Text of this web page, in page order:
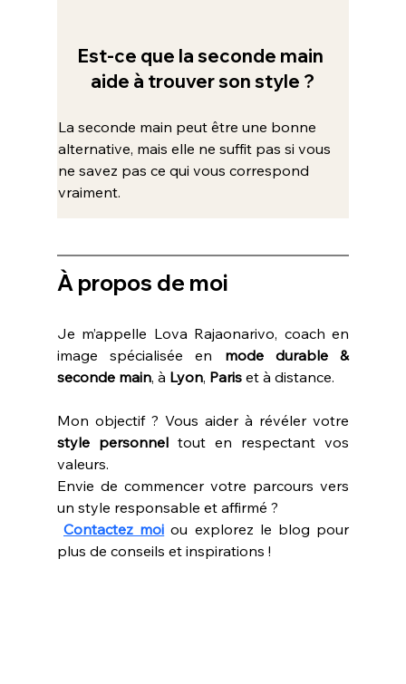
Est-ce que la seconde main
aide à trouver son style ?
La seconde main peut être une bonne
alternative, mais elle ne suffit pas si vous
ne savez pas ce qui vous correspond
vraiment.
À propos de moi
Je m’appelle Lova Rajaonarivo, coach en
image spécialisée en mode durable &
seconde main, à Lyon, Paris et à distance.
style personnel tout en respectant vos
valeurs.
Envie de commencer votre parcours vers
un style responsable et affirmé ?
Contactez moi ou explorez le blog pour
plus de conseils et inspirations !